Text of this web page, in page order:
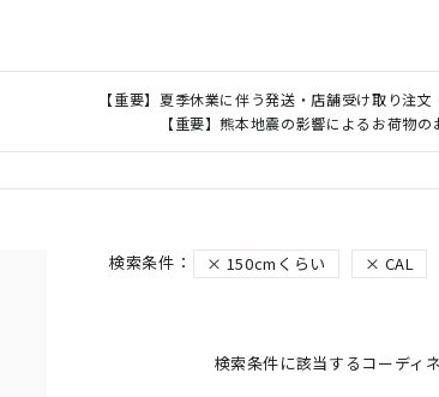
【重要】夏季休業に伴う発送・店舗受け取り注
【重要】熊本地震の影響によるお荷物の
150cmくらい CAL
検索条件に該当するコーディ